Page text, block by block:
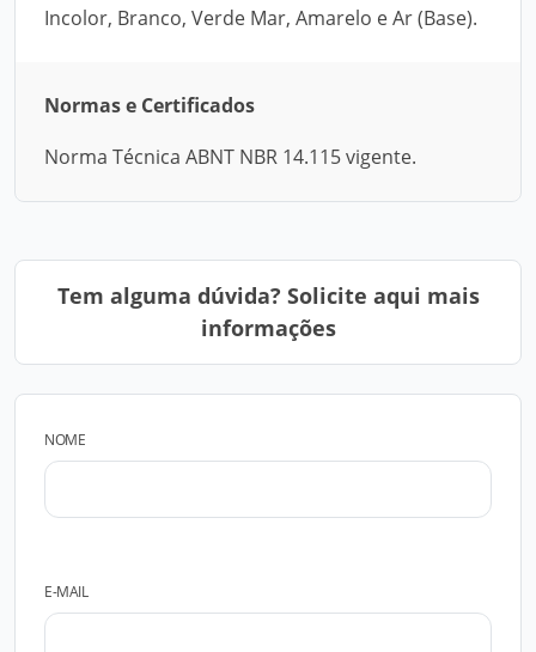
Incolor, Branco, Verde Mar, Amarelo e Ar (Base).
Normas e Certificados
Norma Técnica ABNT NBR 14.115 vigente.
Tem alguma dúvida? Solicite aqui mais
informações
NOME
E-MAIL